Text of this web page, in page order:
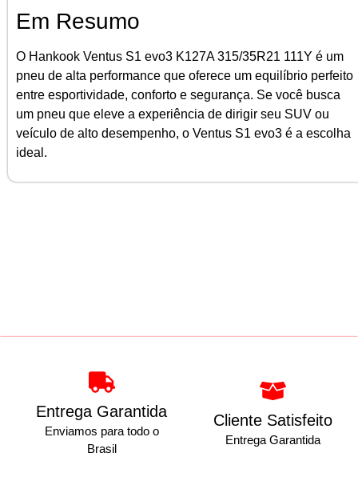
Em Resumo
O Hankook Ventus S1 evo3 K127A 315/35R21 111Y é um
pneu de alta performance que oferece um equilíbrio perfeito
entre esportividade, conforto e segurança. Se você busca
um pneu que eleve a experiência de dirigir seu SUV ou
veículo de alto desempenho, o Ventus S1 evo3 é a escolha
ideal.
Entrega Garantida
Enviamos para todo o
Brasil
Cliente Satisfeito
Entrega Garantida